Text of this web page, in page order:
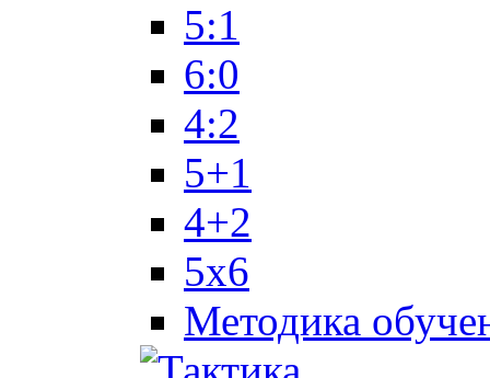
5:1
6:0
4:2
5+1
4+2
5x6
Методика